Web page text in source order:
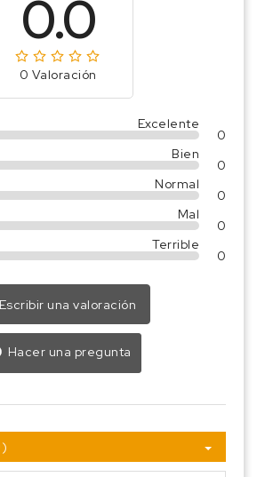
0.0
0 Valoración
Excelente
0
Bien
0
Normal
0
Mal
0
Terrible
0
Escribir una valoración
Hacer una pregunta